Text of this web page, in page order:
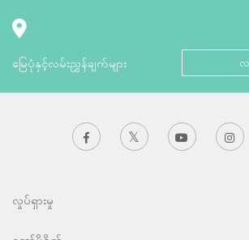
မြေပုံနှင့်လမ်းညွှန်ချက်များ လ
လှုပ်ရှားမှု